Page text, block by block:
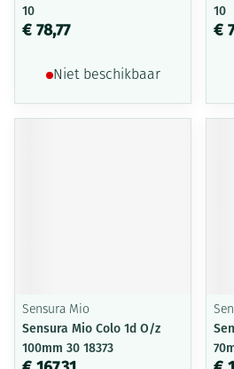
10
€ 78,77
Niet beschikbaar
10
€
Sensura Mio
Sensura Mio Colo 1d O/z
100mm 30 18373